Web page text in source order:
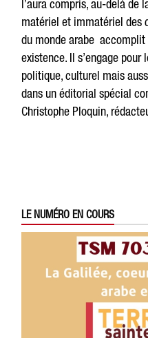
l’aura compris, au-delà de
matériel et immatériel des
du monde arabe
existence. Il s’engage pour
politique, culturel mais
dans un éditorial spécial
Christophe Ploquin,
LE NUMÉRO EN COURS